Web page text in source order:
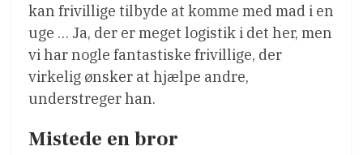
kan frivillige tilbyde at komme med mad i en
uge … Ja, der er meget logistik i det her, men
vi har nogle fantastiske frivillige, der
virkelig ønsker at hjælpe andre,
understreger han.
Mistede en bror